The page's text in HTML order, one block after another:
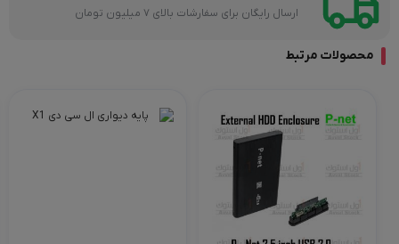
ارسال رایگان برای سفارشات بالای 7 میلیون تومان
محصولات مرتبط